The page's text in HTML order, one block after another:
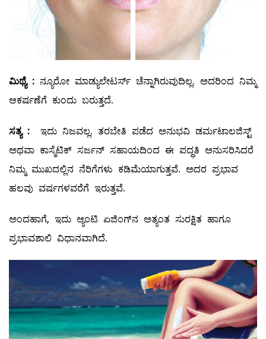
ಮಿಥ್ಯೆ: ನ್ಯೂರೋ ಮಾಡ್ಯುಲೇಟರ್ಸ್‌ ಚೆನ್ನಾಗಿರುವುದಿಲ್ಲ. ಅದರಿಂದ ನಿಮ್ಮ
ಆಕರ್ಷಣೆಗೆ ಕುಂದು ಬರುತ್ತದೆ.
ಸತ್ಯ: ಇದು ನಿಜವಲ್ಲ. ತರಬೇತಿ ಪಡೆದ ಅನುಭವಿ ಡರ್ಮಟಾಲಜಿಸ್ಟ್
ಅಥವಾ ಕಾಸ್ಮೆಟಿಕ್‌ ಸರ್ಜನ್‌ ಸಹಾಯದಿಂದ ಈ ಪದ್ಧತಿ ಅನುಸರಿಸಿದರೆ
ನಿಮ್ಮ ಮುಖದಲ್ಲಿನ ನೆರಿಗೆಗಳು ಕಡಿಮೆಯಾಗುತ್ತವೆ. ಅದರ ಪ್ರಭಾವ
ಹಲವು ವರ್ಷಗಳವರೆಗೆ ಇರುತ್ತವೆ.
ಅಂದಹಾಗೆ, ಇದು ಆ್ಯಂಟಿ ಏಜಿಂಗ್‌ನ ಅತ್ಯಂತ ಸುರಕ್ಷಿತ ಹಾಗೂ
ಪ್ರಭಾವಶಾಲಿ ವಿಧಾನವಾಗಿದೆ.